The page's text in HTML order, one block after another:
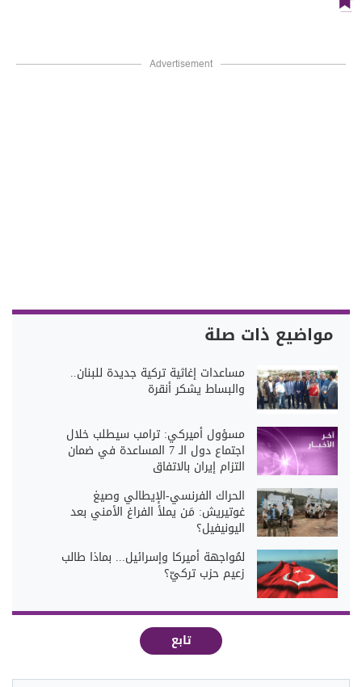
Advertisement
مواضيع ذات صلة
مساعدات إغاثية تركية جديدة للبنان..
والبساط يشكر أنقرة
مسؤول أميركي: ترامب سيطلب خلال
اجتماع دول الـ 7 المساعدة في ضمان
التزام إيران بالاتفاق
الحراك الفرنسي-الإيطالي وصيغ
غوتيريش: مَن يملأ الفراغ الأمني بعد
اليونيفيل؟
لمُواجهة أميركا وإسرائيل... بماذا طالب
زعيم حزب تركيّ؟
تابع